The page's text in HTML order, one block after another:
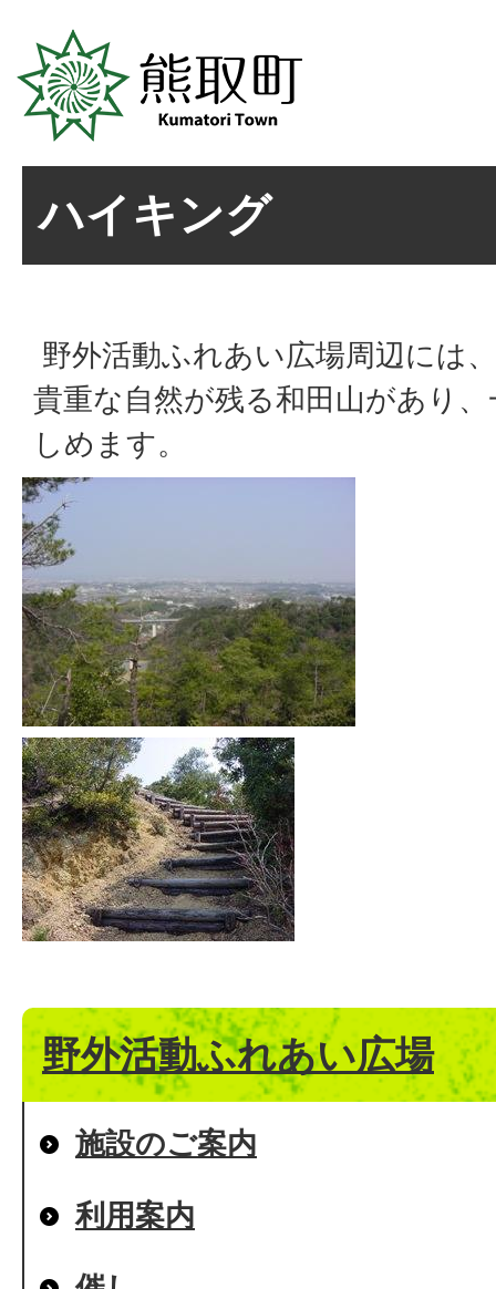
ハイキング
野外活動ふれあい広場周辺には
貴重な自然が残る和田山があり
しめます。
野外活動ふれあい広場
施設のご案内
利用案内